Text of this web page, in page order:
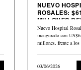
NUEVO
ROSALES:
MILLONES
$80 MILLONES
BID
Nuevo Hospital
inaugurado con
millones, frente a los
03/06/2026